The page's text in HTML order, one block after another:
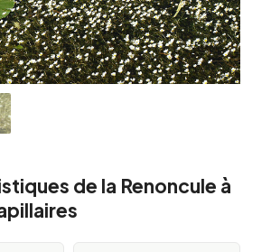
de la Renoncule à